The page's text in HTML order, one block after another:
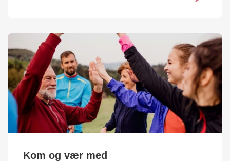
Kom og vær med